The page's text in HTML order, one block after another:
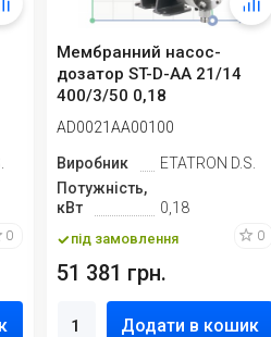
0
Мембранний насос-
дозатор ST-D-AA 21/14
400/3/50 0,18
AD0021AA00100
Виробник
ETATRON D.S.
Потужність,
кВт
0,18
під замовлення 0
51 381 грн.
Додати в кошик